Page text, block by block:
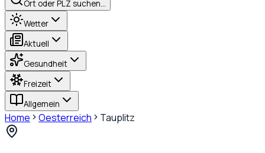
Ort oder PLZ suchen…
Wetter
Aktuell
Gesundheit
Freizeit
Allgemein
Home Oesterreich Tauplitz